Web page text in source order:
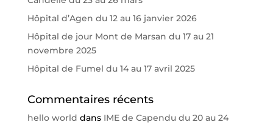
Hôpital d’Agen du 12 au 16 janvier 2026
Hôpital de jour Mont de Marsan du 17 au 21
novembre 2025
Hôpital de Fumel du 14 au 17 avril 2025
Commentaires récents
hello world dans IME de Capendu du 20 au 24